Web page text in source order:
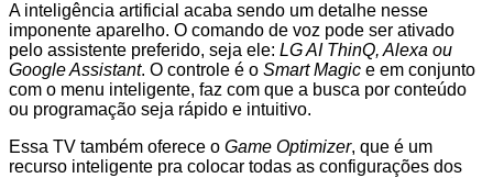
A inteligência artificial acaba sendo um detalhe nesse
imponente aparelho. O comando de voz pode ser ativado
pelo assistente preferido, seja ele: LG AI ThinQ, Alexa ou
Google Assistant. O controle é o Smart Magic e em conjunto
com o menu inteligente, faz com que a busca por conteúdo
ou programação seja rápido e intuitivo.
Essa TV também oferece o Game Optimizer, que é um
recurso inteligente pra colocar todas as configurações dos